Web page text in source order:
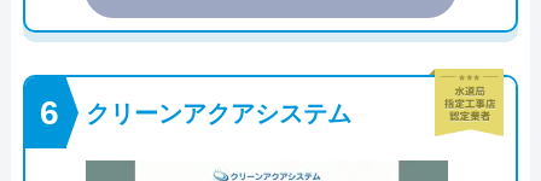
クリーンアクアシステム